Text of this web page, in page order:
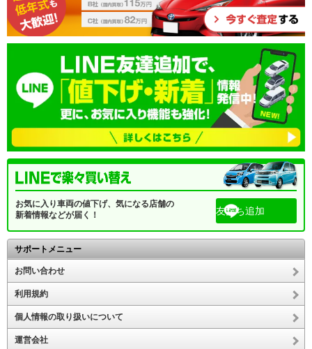
お気に入り車両の値下げ、気になる店舗の
新着情報などが届く！
友だち追加
サポートメニュー
お問い合わせ
利用規約
個人情報の取り扱いについて
運営会社